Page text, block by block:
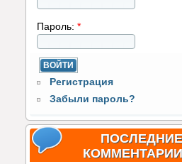
Пароль: *
Регистрация
Забыли пароль?
ПОСЛЕДНИЕ
КОММЕНТАРИИ